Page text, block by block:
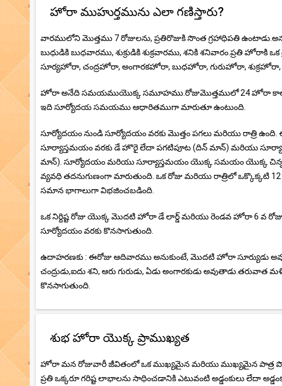
హోరా ముహుర్తమును ఎలా గణిస్తారు?
వారములోని మొత్తము 7 రోజులను, ప్రతిరొజుకి సొంత గ్రహాధిపతి
బుధుడికి బుధవారము, శుక్రుడికి శుక్రవారము, శనికి శనివారం.ప్రతి
సూర్యహోరా, చంద్రహోరా, అంగారకహోరా, బుధహోరా, గురుహోరా,
హోరా అనేది సమయముయొక్క సమూహము.రోజుమొత్తములో 24 హోరా
ఇది సూర్యోదయ సమయము ఆధారితముగా మారుతూ ఉంటుంది.
సూర్యోదయం నుండి సూర్యోదయం వరకు మొత్తం పగలు మరియు రాత్రి
సూర్యాస్తమయం వరకు డే హొరై లేదా పగటిపూట (దిన్ మాన్) మరియు
మాన్). సూర్యోదయం మరియు సూర్యాస్తమయం యొక్క సమయం యొక్క చిన్న
వ్యవధి తదనుగుణంగా మారుతుంది. ఒక రోజు మరియు రాత్రిలో
సమాన భాగాలుగా విభజించబడింది.
ఒక నిర్దిష్ట రోజు యొక్క మొదటి హోరా డే లార్డ్ మరియు రెండవ హోరా 6 వ
సూర్యోదయం వరకు కొనసాగుతుంది.
ఉదాహరణకు : ఈరోజు ఆదివారము అనుకుంటే, మొదటి హోరా సూర్యుడు
చంద్రుడు,ఐదు శని, ఆరు గురుడు, ఏడు అంగారకుడు
కొనసాగుతుంది.
శుభ హోరా యొక్క ప్రాముఖ్యత
హోరా మన రోజువారీ జీవితంలో ఒక ముఖ్యమైన మరియు ముఖ్యమైన పాత్ర
ప్రతి ఒక్కరూ గరిష్ట లాభాలను సాధించడానికి ఎటువంటి అడ్డంకులు లేదా